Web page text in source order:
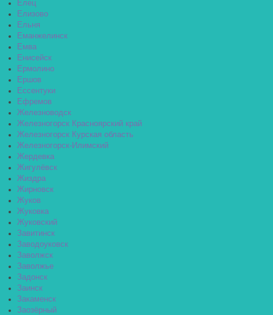
Елец
Елизово
Ельня
Еманжелинск
Емва
Енисейск
Ермолино
Ершов
Ессентуки
Ефремов
Железноводск
Железногорск Красноярский край
Железногорск Курская область
Железногорск-Илимский
Жердевка
Жигулёвск
Жиздра
Жирновск
Жуков
Жуковка
Жуковский
Завитинск
Заводоуковск
Заволжск
Заволжье
Задонск
Заинск
Закаменск
Заозёрный